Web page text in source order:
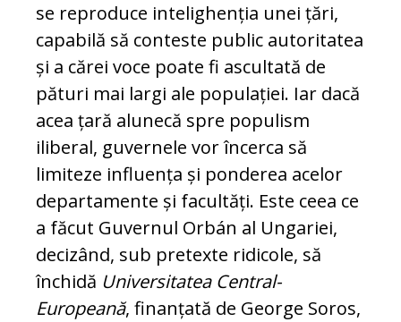
se reproduce intelighenția unei țări,
capabilă să con­teste public autoritatea
și a cărei voce poate fi ascultată de
pături mai largi ale populației. Iar dacă
acea țară alunecă spre populism
iliberal, gu­vernele vor încerca să
limiteze influența și pon­derea acelor
departamente și facultăți. Este ceea ce
a făcut Guvernul Orbán al Ungariei,
decizând, sub pretexte ridicole, să
închidă Universitatea Central-
Europeană, finanțată de George Soros,